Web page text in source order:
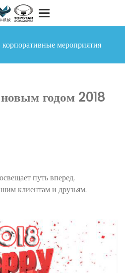
корпоративные мероприятия
годом 2018
путь вперед.
клиентам и друзьям.